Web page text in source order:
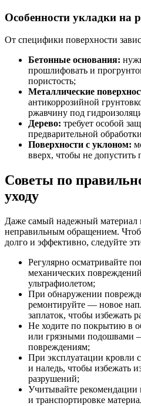
Особенности укладки на
От специфики поверхности
Бетонные основания:
прошлифовать и
пористость;
Металлические
антикоррозийной
ржавчину под
Дерево: требует особой
предварительной
Поверхности с уклоном:
вверх, чтобы не
Советы по
уходу
Даже самый надежный материал
неправильным обращением.
долго и эффективно, следуйте
Регулярно осматривайте
механических
ультрафиолетом;
При обнаружении
ремонтируйте — новое
заплаток, чтобы избежать
Не ходите по покрытию в
или грязными подошвами
повреждениям;
При эксплуатации кровли
и наледь, чтобы избежать
разрушений;
Учитывайте рекомендации
и транспортировке